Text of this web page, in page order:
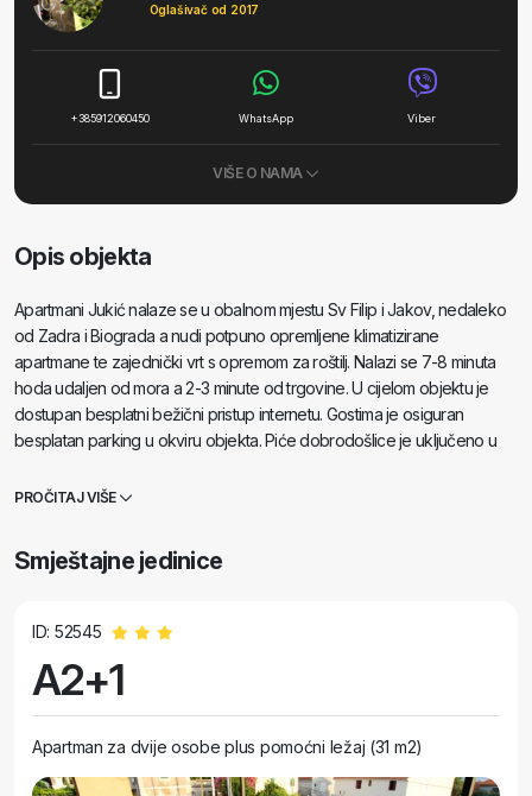
Oglašivač od 2017
+385912060450 WhatsApp Viber
VIŠE O NAMA
Opis objekta
Apartmani Jukić nalaze se u obalnom mjestu Sv Filip i Jakov, nedaleko
od Zadra i Biograda a nudi potpuno opremljene klimatizirane
apartmane te zajednički vrt s opremom za roštilj. Nalazi se 7-8 minuta
hoda udaljen od mora a 2-3 minute od trgovine. U cijelom objektu je
dostupan besplatni bežični pristup internetu. Gostima je osiguran
besplatan parking u okviru objekta. Piće dobrodošlice je uključeno u
izleti u nacionalne parkove Krka, Kornati, Paklenica, Ormitološki
kao i jela po narudžbi. Moguć je i najam skutera, bicikala, brodica,
naših proizvoda te autohtona dalmatinska jela po Vašoj želji.
PROČITAJ VIŠE
Smještajne jedinice
ID: 52545
A2+1
Apartman za dvije osobe plus pomoćni ležaj (31 m2)